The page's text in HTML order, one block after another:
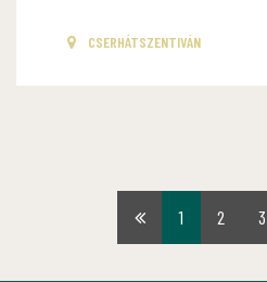
CSERHÁTSZENTIVÁN
Első1 2 3